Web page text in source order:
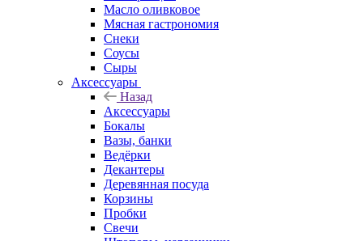
Масло оливковое
Мясная гастрономия
Снеки
Соусы
Сыры
Аксессуары
Назад
Аксессуары
Бокалы
Вазы, банки
Ведёрки
Декантеры
Деревянная посуда
Корзины
Пробки
Свечи